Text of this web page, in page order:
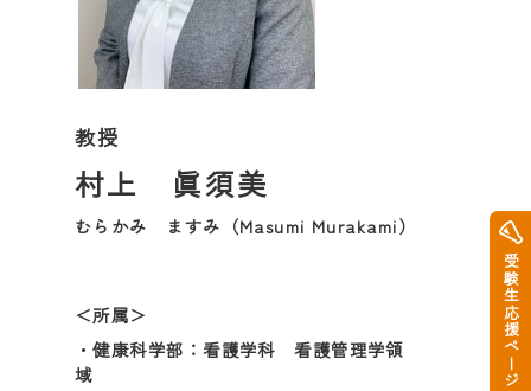
教授
村上 眞須美
むらかみ ますみ（Masumi Murakami）
＜所属＞
・健康科学部：看護学科 看護管理学領
域
受験生応援ページ